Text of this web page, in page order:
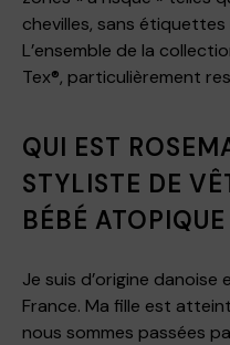
chevilles, sans
L’ensemble de la
Tex®, particulièrement
QUI EST
STYLISTE DE
BÉBÉ ATOPIQUE
Je suis d’origine danoise
France. Ma fille est
nous sommes passées